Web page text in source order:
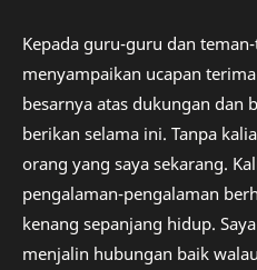
Kepada guru-guru dan
menyampaikan ucapan
besarnya atas dukungan dan
berikan selama ini. Tanpa
orang yang saya sekarang.
pengalaman-pengalaman
kenang sepanjang hidup.
menjalin hubungan baik